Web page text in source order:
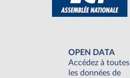
OPEN DATA
Accédez à toutes
les données de